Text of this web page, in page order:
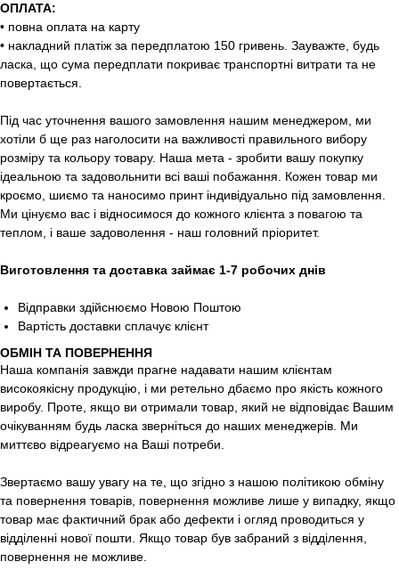
ОПЛАТА:
• повна оплата на карту
• накладний платіж за передплатою 150 гривень. Зауважте, будь
ласка, що сума передплати покриває транспортні витрати та не
повертається.
Під час уточнення вашого замовлення нашим менеджером, ми
хотіли б ще раз наголосити на важливості правильного вибору
розміру та кольору товару. Наша мета - зробити вашу покупку
ідеальною та задовольнити всі ваші побажання. Кожен товар ми
кроємо, шиємо та наносимо принт індивідуально під замовлення.
Ми цінуємо вас і відносимося до кожного клієнта з повагою та
теплом, і ваше задоволення - наш головний пріоритет.
Виготовлення та доставка займає 1-7 робочих днів
Відправки здійснюємо Новою Поштою
Вартість доставки сплачує клієнт
ОБМІН ТА ПОВЕРНЕННЯ
Наша компанія завжди прагне надавати нашим клієнтам
високоякісну продукцію, і ми ретельно дбаємо про якість кожного
виробу. Проте, якщо ви отримали товар, який не відповідає Вашим
очікуванням будь ласка зверніться до наших менеджерів. Ми
миттєво відреагуємо на Ваші потреби.
Звертаємо вашу увагу на те, що згідно з нашою політикою обміну
та повернення товарів, повернення можливе лише у випадку, якщо
товар має фактичний брак або дефекти і огляд проводиться у
відділенні нової пошти. Якщо товар був забраний з відділення,
повернення не можливе.